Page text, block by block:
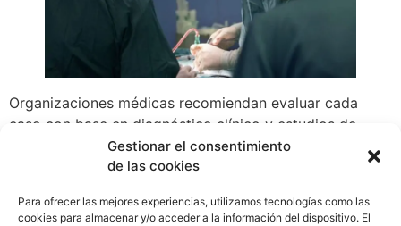
Gestionar el consentimiento
de las cookies
Para ofrecer las mejores experiencias, utilizamos tecnologías como las
cookies para almacenar y/o acceder a la información del dispositivo. El
Organizaciones médicas recomiendan evaluar cada
caso con base en diagnóstico clínico y estudios de
imagen detallados, considerando factores como edad,
antecedentes de salud y limitaciones funcionales.
información confiable sobre nuevas opciones